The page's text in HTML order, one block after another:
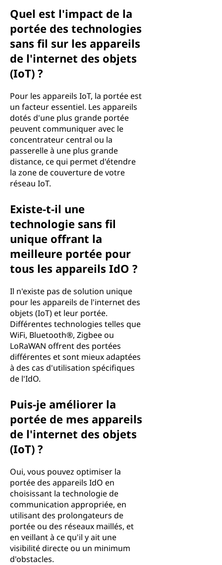
Quel est l'impact de la
portée des technologies
sans fil sur les appareils
de l'internet des objets
(IoT) ?
Pour les appareils IoT, la portée est
un facteur essentiel. Les appareils
dotés d'une plus grande portée
peuvent communiquer avec le
concentrateur central ou la
passerelle à une plus grande
distance, ce qui permet d'étendre
la zone de couverture de votre
réseau IoT.
Existe-t-il une
technologie sans fil
unique offrant la
meilleure portée pour
tous les appareils IdO ?
Il n'existe pas de solution unique
pour les appareils de l'internet des
objets (IoT) et leur portée.
Différentes technologies telles que
WiFi, Bluetooth®, Zigbee ou
LoRaWAN offrent des portées
différentes et sont mieux adaptées
à des cas d'utilisation spécifiques
de l'IdO.
Puis-je améliorer la
portée de mes appareils
de l'internet des objets
(IoT) ?
Oui, vous pouvez optimiser la
portée des appareils IdO en
choisissant la technologie de
communication appropriée, en
utilisant des prolongateurs de
portée ou des réseaux maillés, et
en veillant à ce qu'il y ait une
visibilité directe ou un minimum
d'obstacles.